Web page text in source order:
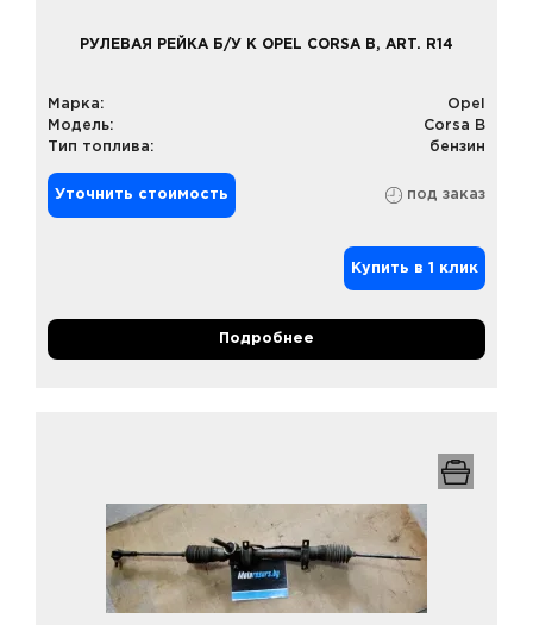
РУЛЕВАЯ РЕЙКА Б/У К OPEL CORSA B, ART. R14
Марка:
Opel
Модель:
Corsa B
Тип топлива:
бензин
Уточнить стоимость под заказ
Купить в 1 клик
Подробнее